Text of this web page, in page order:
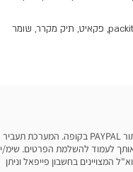
תיק מקרר, צידנית קלה, צידנית, תיק שומר קור, צידנית רכה, packit, פקאיט, תיק מקרר, שומר
ניתן לבצע תשלום דרך פייפאל בלחיצה על הכפתור PAYPAL בקופה. המערכת תעביר
לעמוד להשלמת הפרטים. שימ/י
המצויינים בחשבון פייפאל וניתן